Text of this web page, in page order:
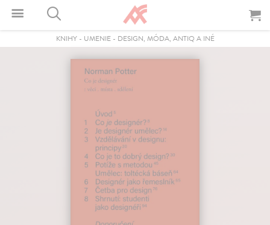
KNIHY- UMENIE- DESIGN, MÓDA, ANTIQ A INÉ